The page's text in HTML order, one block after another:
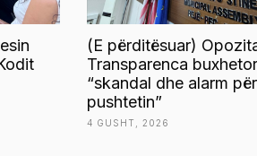
(E përditësuar)
Transparenca
“skandal dhe alarm për
pushtetin”
4 GUSHT, 2026